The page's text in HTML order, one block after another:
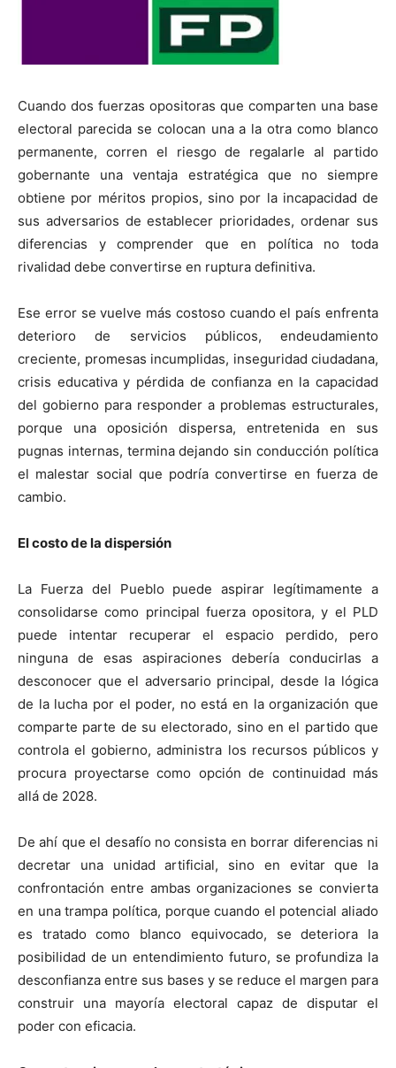
Cuando dos fuerzas opositoras que comparten una base
electoral parecida se colocan una a la otra como blanco
permanente, corren el riesgo de regalarle al partido
gobernante una ventaja estratégica que no siempre
obtiene por méritos propios, sino por la incapacidad de
sus adversarios de establecer prioridades, ordenar sus
diferencias y comprender que en política no toda
rivalidad debe convertirse en ruptura definitiva.
Ese error se vuelve más costoso cuando el país enfrenta
deterioro de servicios públicos, endeudamiento
creciente, promesas incumplidas, inseguridad ciudadana,
crisis educativa y pérdida de confianza en la capacidad
del gobierno para responder a problemas estructurales,
porque una oposición dispersa, entretenida en sus
pugnas internas, termina dejando sin conducción política
el malestar social que podría convertirse en fuerza de
cambio.
El costo de la dispersión
La Fuerza del Pueblo puede aspirar legítimamente a
consolidarse como principal fuerza opositora, y el PLD
puede intentar recuperar el espacio perdido, pero
ninguna de esas aspiraciones debería conducirlas a
desconocer que el adversario principal, desde la lógica
de la lucha por el poder, no está en la organización que
comparte parte de su electorado, sino en el partido que
controla el gobierno, administra los recursos públicos y
procura proyectarse como opción de continuidad más
allá de 2028.
De ahí que el desafío no consista en borrar diferencias ni
decretar una unidad artificial, sino en evitar que la
confrontación entre ambas organizaciones se convierta
en una trampa política, porque cuando el potencial aliado
es tratado como blanco equivocado, se deteriora la
posibilidad de un entendimiento futuro, se profundiza la
desconfianza entre sus bases y se reduce el margen para
construir una mayoría electoral capaz de disputar el
poder con eficacia.